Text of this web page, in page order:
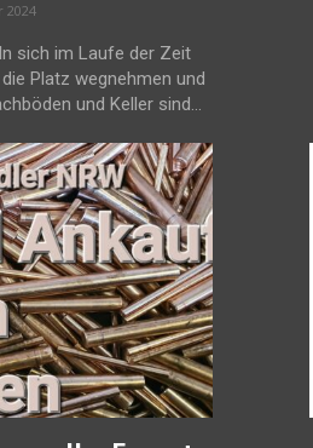
2024
sich im Laufe der Zeit
Platz wegnehmen und
und Keller sind...